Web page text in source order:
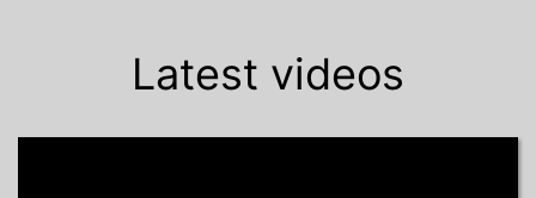
Latest videos